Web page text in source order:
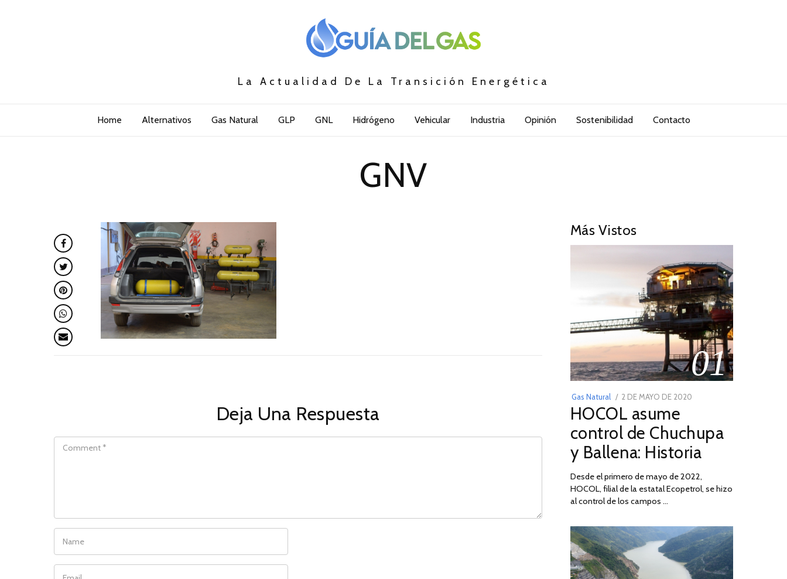
La Actualidad De La Transición Energética
Home Alternativos Gas Natural GLP GNL Hidrógeno Vehicular Industria Opinión Sostenibilidad Contacto
GNV
Deja Una Respuesta
Más Vistos
01
Gas Natural
POSTED
ON
2 DE MAYO DE 2020
DE
2026
HOCOL asume
control de Chuchupa
y Ballena: Historia
Desde el primero de mayo de 2022,
HOCOL, filial de la estatal Ecopetrol, se hizo
al control de los campos …